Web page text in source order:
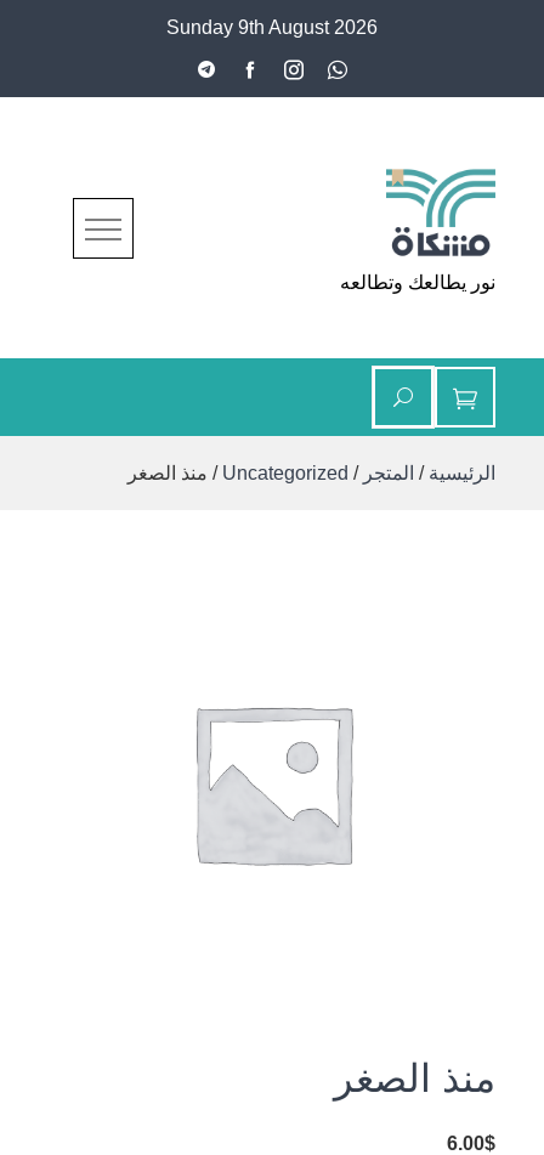
Sunday 9th August 2026
مشكاة
نور يطالعك وتطالعه
الرئيسية / المتجر /
Uncategorized / منذ الصغر
منذ الصغر
6.00$